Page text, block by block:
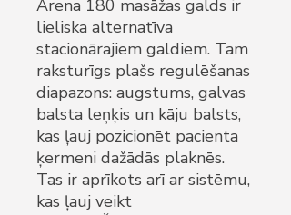
Arena 180 masāžas galds ir
lieliska alternatīva
stacionārajiem galdiem. Tam
raksturīgs plašs regulēšanas
diapazons: augstums, galvas
balsta leņķis un kāju balsts,
kas ļauj pozicionēt pacienta
ķermeni dažādās plaknēs.
Tas ir aprīkots arī ar sistēmu,
kas ļauj veikt